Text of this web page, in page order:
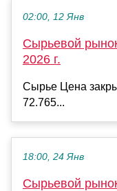
02:00, 12 Янв
Сырьевой
2026 г.
Сырье Цена
72.765...
18:00, 24 Янв
Сырьевой